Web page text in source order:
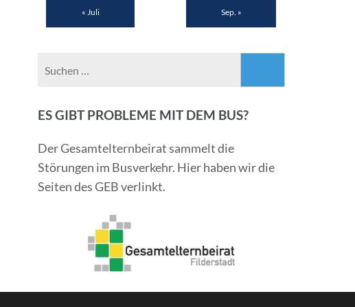
« Juli Sep. »
ES GIBT PROBLEME MIT DEM BUS?
Der Gesamtelternbeirat sammelt die
Störungen im Busverkehr. Hier haben wir die
Seiten des GEB verlinkt.